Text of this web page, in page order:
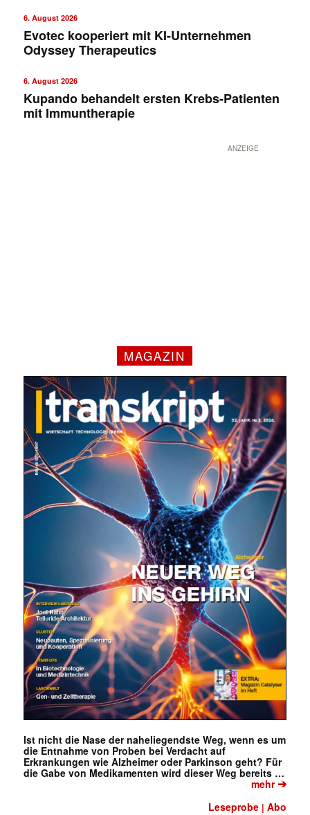
6. August 2026
Evotec kooperiert mit KI-Unternehmen
Odyssey Therapeutics
6. August 2026
Kupando behandelt ersten Krebs-Patienten
mit Immuntherapie
ANZEIGE
MAGAZIN
Ist nicht die Nase der naheliegendste Weg, wenn es um
die Entnahme von Proben bei Verdacht auf
Erkrankungen wie Alzheimer oder Parkinson geht? Für
die Gabe von Medikamenten wird dieser Weg bereits …
mehr➔
Leseprobe |Abo